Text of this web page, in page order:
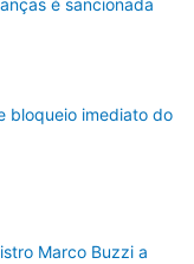
é sancionada
bloqueio imediato do
Marco Buzzi a